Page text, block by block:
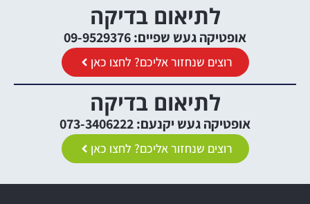
לתיאום בדיקה
אופטיקה געש שפיים: 09-9529376
רוצים שנחזור אליכם? לחצו כאן
לתיאום בדיקה
אופטיקה געש יקנעם: 073-3406222
רוצים שנחזור אליכם? לחצו כאן